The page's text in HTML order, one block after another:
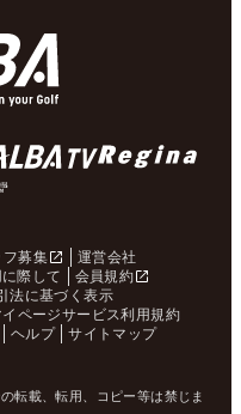
フ募集
運営会社
際して
会員規約
法に基づく表示
イページサービス利用規約
ヘルプ サイトマップ
転載、転用、コピー等は禁じま